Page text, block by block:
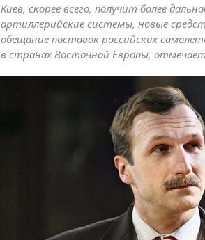
Киев, скорее всего, получит более
артиллерийские системы, новые
обещание поставок российских
в странах Восточной Европы,